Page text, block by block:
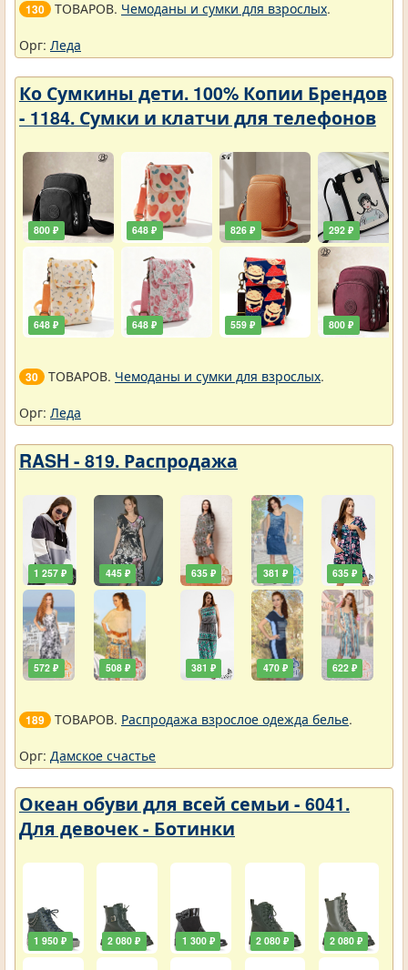
130 ТОВАРОВ. Чемоданы и сумки для взрослых.
Орг: Леда
Ко Сумкины дети. 100% Копии Брендов
- 1184. Сумки и клатчи для телефонов
800 ₽
648 ₽
648 ₽
648 ₽
826 ₽
559 ₽
292 ₽
800 ₽
30 ТОВАРОВ. Чемоданы и сумки для взрослых.
Орг: Леда
RASH - 819. Распродажа
1 257 ₽
572 ₽
445 ₽
508 ₽
635 ₽
381 ₽
381 ₽
470 ₽
635 ₽
622 ₽
189 ТОВАРОВ. Распродажа взрослое одежда белье.
Орг: Дамское счастье
Океан обуви для всей семьи - 6041.
Для девочек - Ботинки
1 950 ₽ 2 080 ₽ 1 300 ₽ 2 080 ₽ 2 080 ₽